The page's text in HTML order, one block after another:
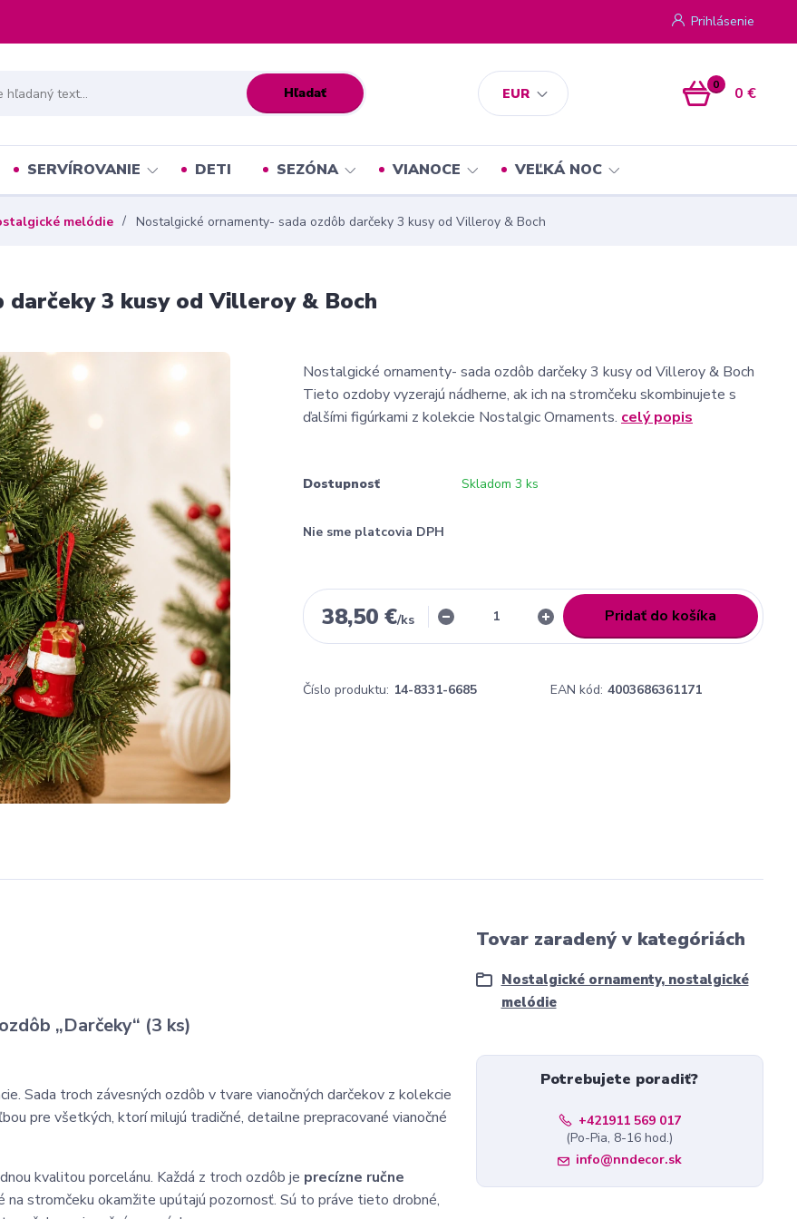
EUR
Prihlásenie
Hľadať 0 0 €
SERVÍROVANIE DETI SEZÓNA VIANOCE VEĽKÁ NOC
melódie Nostalgické ornamenty- sada ozdôb darčeky 3 kusy od Villeroy & Boch
3 kusy od Villeroy & Boch
Nostalgické ornamenty- sada ozdôb darčeky 3 kusy od Villeroy & Boch
Tieto ozdoby vyzerajú nádherne, ak ich na stromčeku skombinujete s
ďalšími figúrkami z kolekcie Nostalgic Ornaments. celý popis
Dostupnosť Skladom 3 ks
Nie sme platcovia DPH
38,50 €/ks Pridať do košíka
Číslo produktu: 14-8331-6685 EAN kód: 4003686361171
„Darčeky“ (3 ks)
Sada troch závesných ozdôb v tvare vianočných darčekov z kolekcie
pre všetkých, ktorí milujú tradičné, detailne prepracované vianočné
kvalitou porcelánu. Každá z troch ozdôb je precízne ručne
na stromčeku okamžite upútajú pozornosť. Sú to práve tieto drobné,
Tovar zaradený v kategóriách
Nostalgické ornamenty, nostalgické
melódie
Potrebujete poradiť?
+421911 569 017
(Po-Pia, 8-16 hod.)
info@nndecor.sk